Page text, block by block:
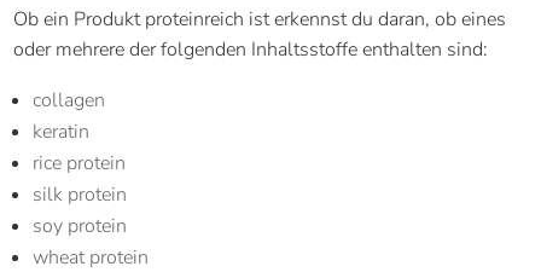
Ob ein Produkt proteinreich ist erkennst du daran, ob eines
oder mehrere der folgenden Inhaltsstoffe enthalten sind:
collagen
keratin
rice protein
silk protein
soy protein
wheat protein